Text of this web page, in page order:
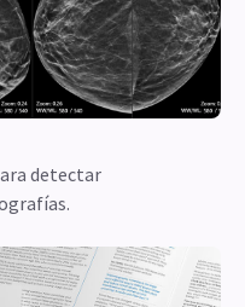
de París (Francia).
las pacientes.